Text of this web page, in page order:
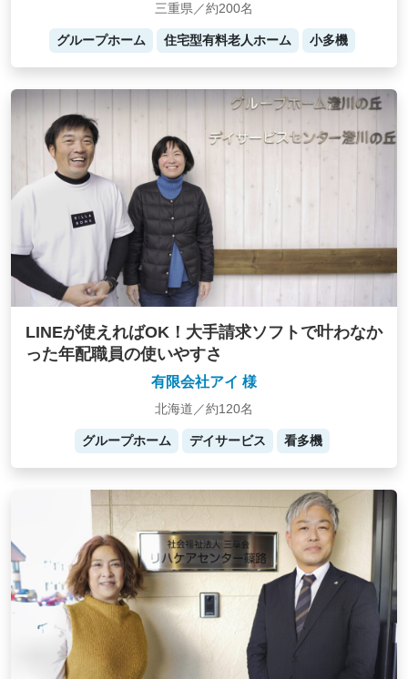
三重県／約200名
グループホーム 住宅型有料老人ホーム 小多機
LINEが使えればOK！大手請求ソフトで叶わなか
った年配職員の使いやすさ
有限会社アイ 様
北海道／約120名
グループホーム デイサービス 看多機